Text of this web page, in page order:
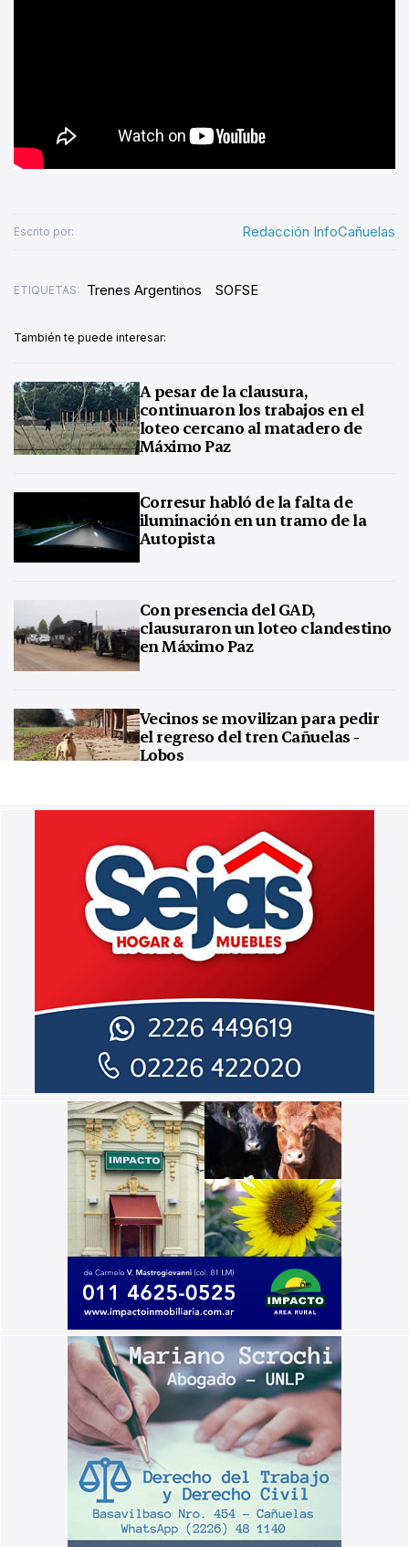
Escrito por: Redacción InfoCañuelas
ETIQUETAS: Trenes Argentinos SOFSE
También te puede interesar:
A pesar de la clausura,
continuaron los trabajos en el
loteo cercano al matadero de
Máximo Paz
Corresur habló de la falta de
iluminación en un tramo de la
Autopista
Con presencia del GAD,
clausuraron un loteo clandestino
en Máximo Paz
Vecinos se movilizan para pedir
el regreso del tren Cañuelas -
Lobos